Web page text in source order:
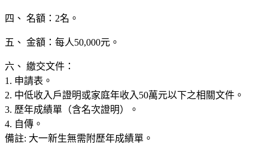
四、 名額：2名。
五、 金額：每人50,000元。
六、 繳交文件：
1. 申請表。
2. 中低收入戶證明或家庭年收入50萬元以下之相關文件。
3. 歷年成績單（含名次證明）。
4. 自傳。
備註: 大一新生無需附歷年成績單。